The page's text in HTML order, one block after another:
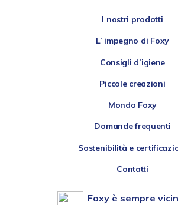
I nostri prodotti
L’ impegno di Foxy
Consigli d’igiene
Piccole creazioni
Mondo Foxy
Domande frequenti
Sostenibilità e
Contatti
Foxy è sempre